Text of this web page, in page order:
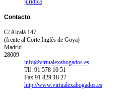
jurídica
Contacto
C/ Alcalá 147
(frente al Corte Inglés de Goya)
Madrid
28009
info@virtualexabogados.es
Tlf: 91 578 10 51
Fax 91 829 18 27
http://www.virtualexabogados.es